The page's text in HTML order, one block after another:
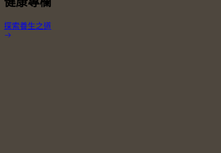
探索養生之道